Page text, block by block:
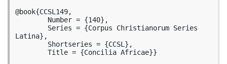
@book{CCSL149,
Number = {140},
Series = {Corpus Christianorum Series
Latina},
Shortseries = {CCSL},
Title = {Concilia Africae}}